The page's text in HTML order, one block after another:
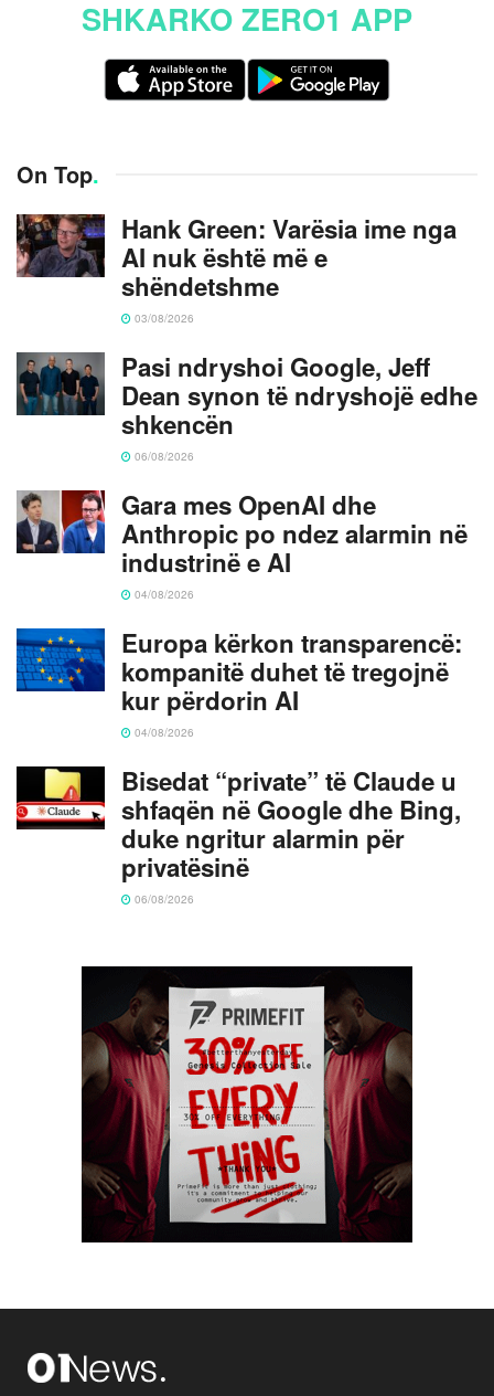
SHKARKO ZERO1 APP
On Top.
Hank Green: Varësia ime nga
AI nuk është më e
shëndetshme
03/08/2026
Pasi ndryshoi Google, Jeff
Dean synon të ndryshojë edhe
shkencën
06/08/2026
Gara mes OpenAI dhe
Anthropic po ndez alarmin në
industrinë e AI
04/08/2026
Europa kërkon transparencë:
kompanitë duhet të tregojnë
kur përdorin AI
04/08/2026
Bisedat “private” të Claude u
shfaqën në Google dhe Bing,
duke ngritur alarmin për
privatësinë
06/08/2026